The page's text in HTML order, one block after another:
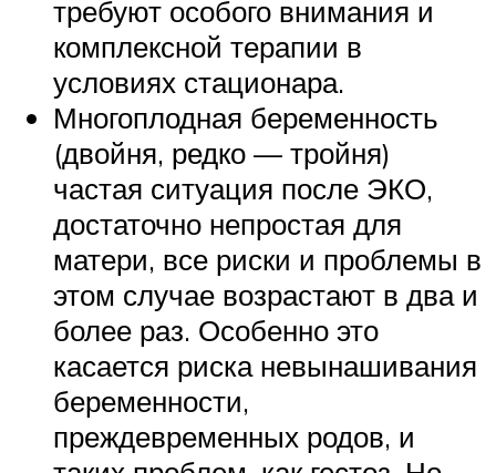
требуют особого внимания и
комплексной терапии в
условиях стационара.
Многоплодная беременность
(двойня, редко — тройня)
частая ситуация после ЭКО,
достаточно непростая для
матери, все риски и проблемы в
этом случае возрастают в два и
более раз. Особенно это
касается риска невынашивания
беременности,
преждевременных родов, и